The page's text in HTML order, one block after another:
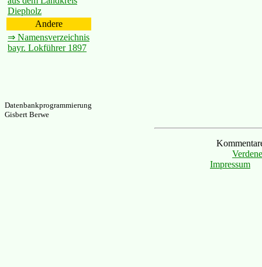
Diepholz
Andere
⇒ Namensverzeichnis
bayr. Lokführer 1897
Datenbankprogrammierung
Gisbert Berwe
Impressum